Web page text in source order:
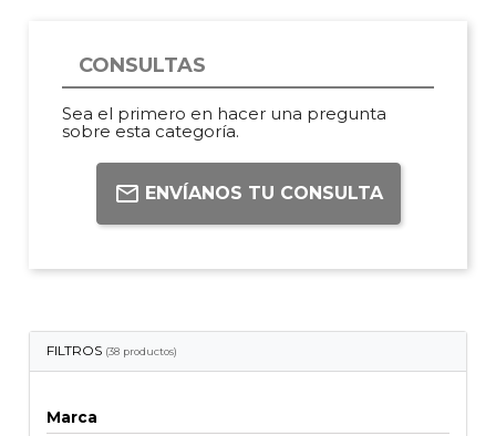
CONSULTAS
Sea el primero en hacer una pregunta
sobre esta categoría.
ENVÍANOS TU CONSULTA
FILTROS (38 productos)
Marca